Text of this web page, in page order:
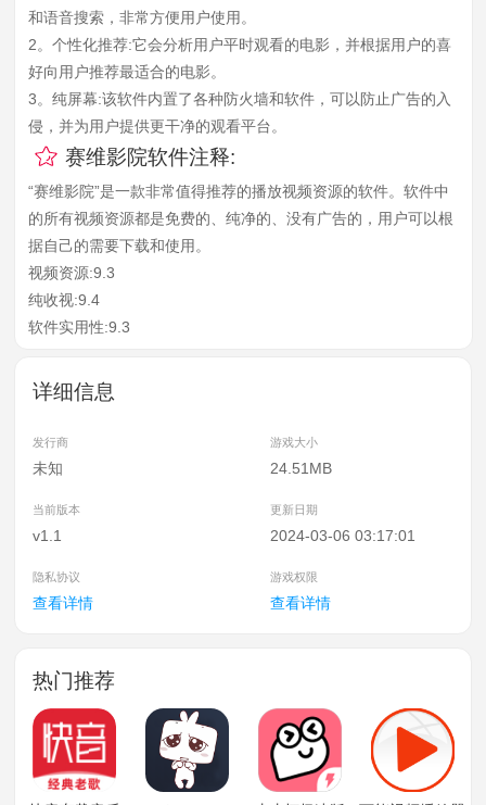
和语音搜索，非常方便用户使用。
2。个性化推荐:它会分析用户平时观看的电影，并根据用户的喜
好向用户推荐最适合的电影。
3。纯屏幕:该软件内置了各种防火墙和软件，可以防止广告的入
侵，并为用户提供更干净的观看平台。
赛维影院软件注释:
“赛维影院”是一款非常值得推荐的播放视频资源的软件。软件中
的所有视频资源都是免费的、纯净的、没有广告的，用户可以根
据自己的需要下载和使用。
视频资源:9.3
纯收视:9.4
软件实用性:9.3
详细信息
发行商 游戏大小
未知 24.51MB
当前版本 更新日期
v1.1 2024-03-06 03:17:01
隐私协议 游戏权限
查看详情 查看详情
热门推荐